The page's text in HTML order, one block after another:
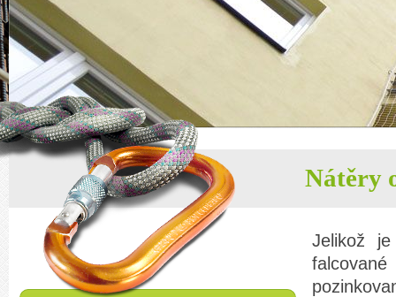
Nátěry
Jelikož